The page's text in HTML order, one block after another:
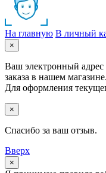
На главную В личный
×
Ваш электронный
заказа в нашем магазине.
Для оформления
×
Спасибо за ваш отзыв.
Вверх
×